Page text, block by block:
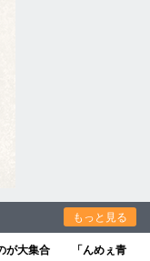
もっと見る
のが大集合 「んめぇ青